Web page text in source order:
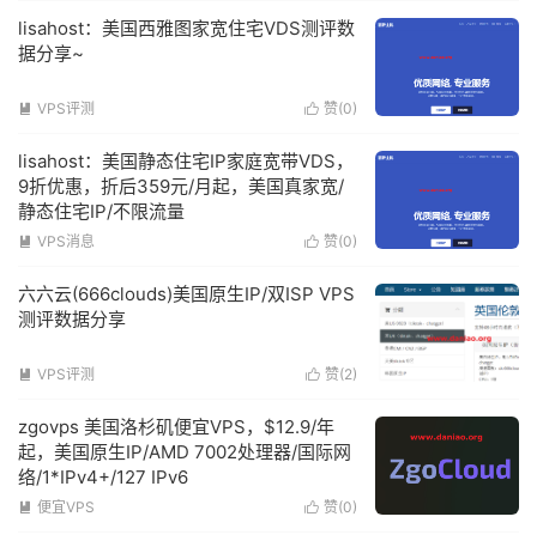
lisahost：美国西雅图家宽住宅VDS测评数
据分享~
 赞(0)
 VPS评测
lisahost：美国静态住宅IP家庭宽带VDS，
9折优惠，折后359元/月起，美国真家宽/
静态住宅IP/不限流量
 赞(0)
 VPS消息
六六云(666clouds)美国原生IP/双ISP VPS
测评数据分享
 赞(2)
 VPS评测
zgovps 美国洛杉矶便宜VPS，$12.9/年
起，美国原生IP/AMD 7002处理器/国际网
络/1*IPv4+/127 IPv6
 赞(0)
 便宜VPS